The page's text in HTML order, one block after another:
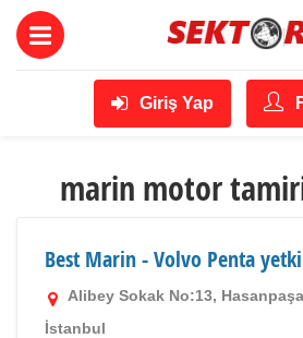
Giriş Yap
marin motor
Best Marin - Volvo Penta
Alibey Sokak No:13,
İstanbul